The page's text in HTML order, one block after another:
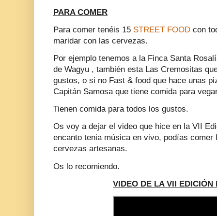
PARA COMER
Para comer tenéis 15 STREET FOOD con
maridar con las cervezas.
Por ejemplo tenemos a la Finca Santa
de Wagyu , también esta Las Cremositas
gustos, o si no Fast & food que hace unas
Capitán Samosa que tiene comida para
Tienen comida para todos los gustos.
Os voy a dejar el video que hice en la VII
encanto tenia música en vivo, podías comer
cervezas artesanas.
Os lo recomiendo.
VIDEO DE LA VII EDICIÓN